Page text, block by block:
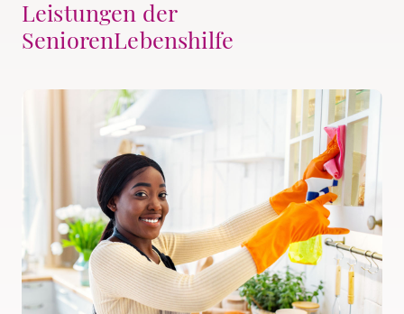
Leistungen der
SeniorenLebenshilfe